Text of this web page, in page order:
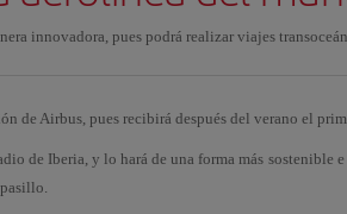
innovadora, pues podrá realizar viajes
de Airbus, pues recibirá después del verano el
de Iberia, y lo hará de una forma más